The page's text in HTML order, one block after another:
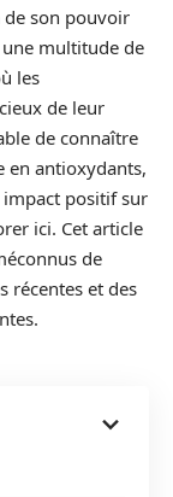
de son pouvoir
multitude de
les
de leur
de connaître
en antioxydants,
positif sur
ici. Cet article
de
récentes et des